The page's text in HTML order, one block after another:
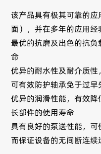
该产品具有极其可靠的
面），并在多年的应用经
最优的抗磨及出色的抗
命
优异的耐水性及耐介质
可有效防护轴承免于过
优异的润滑性能，有效
长部件的使用寿命
具有良好的泵送性能，
而保证设备的无间断连续